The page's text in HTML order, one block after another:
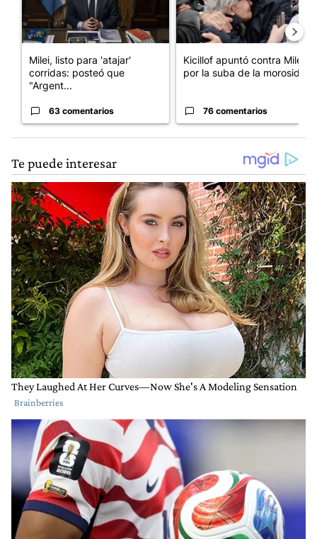
Milei, listo para 'atajar'
corridas: posteó que
"Argent...
63 comentarios
Kicillof apuntó contra Milei
por la suba de la morosida...
76 comentarios